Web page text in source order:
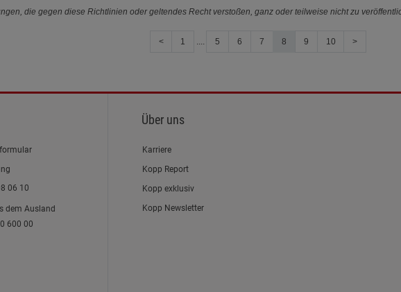
die gegen diese Richtlinien oder geltendes Recht verstoßen, ganz oder teilweise nicht zu
< 1 5 6 7 8 9 10 >
06 10
dem Ausland
600 00
Über uns
Karriere
Kopp Report
Kopp exklusiv
Kopp Newsletter